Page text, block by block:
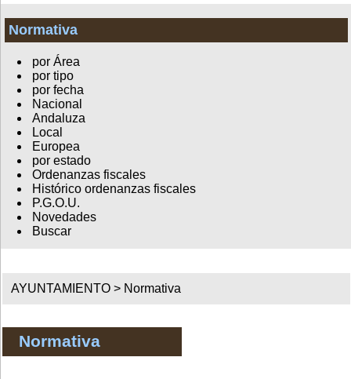
Normativa
por Área
por tipo
por fecha
Nacional
Andaluza
Local
Europea
por estado
Ordenanzas fiscales
Histórico ordenanzas fiscales
P.G.O.U.
Novedades
Buscar
AYUNTAMIENTO > Normativa
Normativa